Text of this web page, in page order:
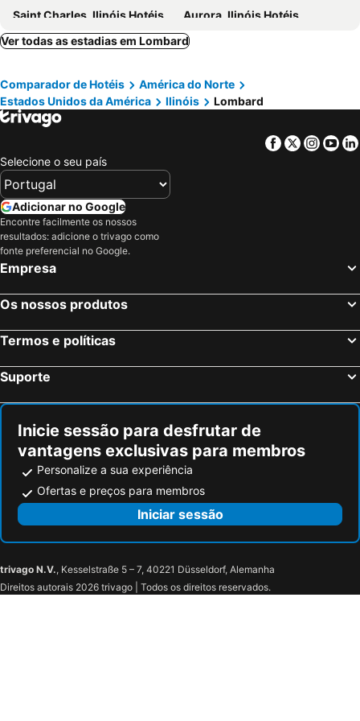
Saint Charles, Ilinóis Hotéis
Aurora, Ilinóis Hotéis
Glenview, Ilinóis Hotéis
Tinley Park, Ilinóis Hotéis
Addison, Ilinóis Hotéis
Northlake, Ilinóis Hotéis
Lisle, Ilinóis Hotéis
Westchester, Ilinóis Hotéis
Franklin Park, Ilinóis Hotéis
Springfield, Ilinóis Hotéis
Normal, Ilinóis Hotéis
Morton, Ilinóis Hotéis
Miami Beach, Flórida Hotéis
Miami, Flórida Hotéis
Los Angeles, Califórnia Hotéis
Lake Buena Vista, Flórida Hotéis
Ver todas as estadias em Lombard
Comparador de Hotéis
América do Norte
Estados Unidos da América
Ilinóis Lombard
Facebook
Twitter
Selecione o seu país
Adicionar no Google
Encontre facilmente os nossos
resultados: adicione o trivago como
fonte preferencial no Google.
Empresa
Os nossos produtos
Termos e políticas
Suporte
Inicie sessão para desfrutar de
vantagens exclusivas para membros
Personalize a sua experiência
Ofertas e preços para membros
Iniciar sessão
trivago N.V., Kesselstraße 5 – 7, 40221 Düsseldorf, Alemanha
Direitos autorais 2026 trivago | Todos os direitos reservados.